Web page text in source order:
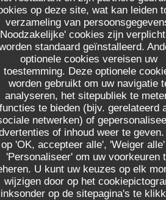
op deze site, wat kan leiden
verzameling van
cookies zijn
standaard geïnstalleerd.
optionele cookies vereisen uw
toestemming. Deze optionele
worden gebruikt om uw navigatie
analyseren, het sitepubliek te
functies te bieden (bijv. gerelateerd
netwerken) of
of inhoud weer te
op 'OK, accepteer alle', 'Weiger
'Personaliseer' om uw voorkeuren
U kunt uw keuzes op elk
wijzigen door op het
op de sitepagina's te
: 4/5 KEUKEN:
: 5/5
GASTEN 2
: 5 /5 KEUKEN
: 5/5
2 3